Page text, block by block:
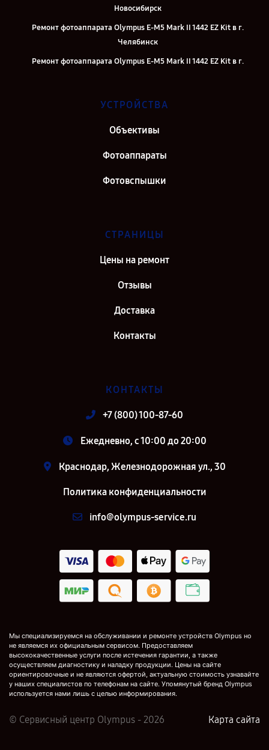
Новосибирск
Ремонт фотоаппарата Olympus E‑M5 Mark II 1442 EZ Kit в г.
Челябинск
Ремонт фотоаппарата Olympus E‑M5 Mark II 1442 EZ Kit в г.
Воронеж
Ремонт фотоаппарата Olympus E‑M5 Mark II 1442 EZ Kit в г. Киров
Петербург
УСТРОЙСТВА
Объективы
Фотоаппараты
Фотовспышки
СТРАНИЦЫ
Цены на ремонт
Отзывы
Доставка
Контакты
КОНТАКТЫ
+7 (800) 100-87-60
Ежедневно, с 10:00 до 20:00
Краснодар, Железнодорожная ул., 30
Политика конфиденциальности
info@olympus-service.ru
Мы специализируемся на обслуживании и ремонте устройств Olympus но
не являемся их официальным сервисом. Предоставляем
высококачественные услуги после истечения гарантии, а также
осуществляем диагностику и наладку продукции. Цены на сайте
ориентировочные и не являются офертой, актуальную стоимость узнавайте
у наших специалистов по телефонам на сайте. Упомянутый бренд Olympus
используется нами лишь с целью информирования.
© Сервисный центр Olympus - 2026 Карта сайта